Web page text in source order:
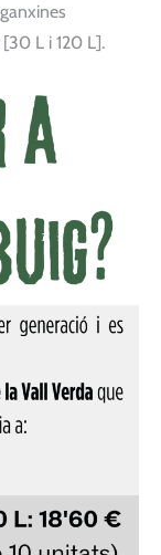
L i 120 L].